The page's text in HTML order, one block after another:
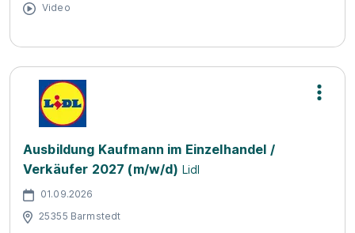
Video
Ausbildung Kaufmann im Einzelhandel /
Verkäufer 2027 (m/w/d) Lidl
01.09.2026
25355 Barmstedt